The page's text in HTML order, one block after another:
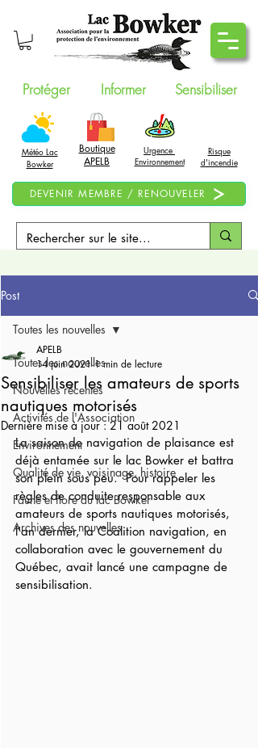
Protéger Informer Sensibiliser
Météo Lac
Bowker
Boutique
APELB
Urgence
Environnement
Risque
d'incendie
DEVENIR MEMBRE / RENOUVELER
Post
Toutes les nouvelles
Nouvelles récentes
Activités de l'Association
Environnement
Qualité de vie, voisinage, histoire
Faune et flore du lac Bowker
Archives des nouvelles
Toutes les nouvelles
Sensibiliser les amateurs de sports
nautiques motorisés
APELB
14 juin 2021 1 min de lecture
Dernière mise à jour :21 août 2021
La saison de navigation de plaisance est
déjà entamée sur le lac Bowker et battra
son plein sous peu.  Pour rappeler les
règles de conduite responsable aux
amateurs de sports nautiques motorisés,
l'an dernier, la Coalition navigation, en
collaboration avec le gouvernement du
Québec, avait lancé une campagne de
sensibilisation.